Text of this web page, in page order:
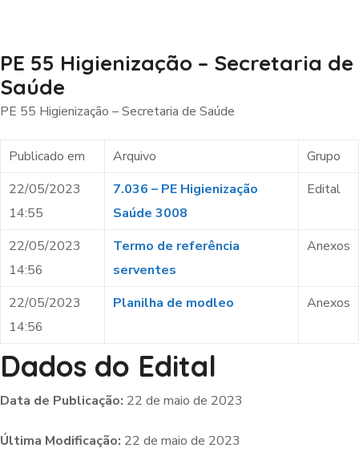
PE 55 Higienização – Secretaria de
Saúde
PE 55 Higienização – Secretaria de Saúde
Publicado em Arquivo
Grupo
22/05/2023
14:55
7.036 – PE Higienização
Saúde 3008
Edital
22/05/2023
14:56
Termo de referência
serventes
Anexos
22/05/2023
14:56
Planilha de modleo Anexos
Dados do Edital
Data de Publicação: 22 de maio de 2023
Última Modificação: 22 de maio de 2023